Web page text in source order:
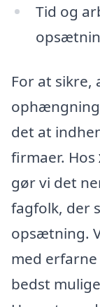
Tid og
For at sikre,
ophængning
det at
firmaer. Hos
gør vi det
fagfolk, der
opsætning.
med
bedst